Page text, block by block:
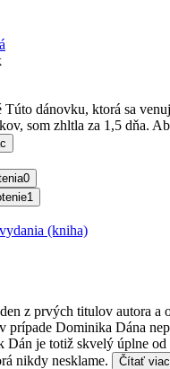
Túto dánovku, ktorá sa
som zhltla za 1,5 dňa.
0
1
(kniha)
z prvých titulov autora a
prípade Dominika Dána
Dán je totiž skvelý úplne od
nikdy nesklame.
Čítať viac